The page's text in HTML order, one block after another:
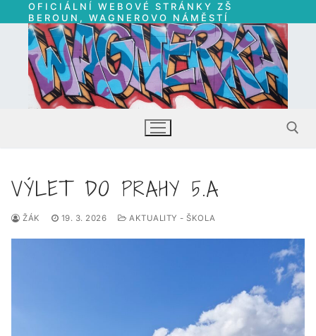
Přeskočit
na
obsah
OFICIÁLNÍ WEBOVÉ STRÁNKY ZŠ
BEROUN, WAGNEROVO NÁMĚSTÍ
Hledat:
VÝLET DO PRAHY 5.A
ŽÁK 19. 3. 2026 AKTUALITY - ŠKOLA